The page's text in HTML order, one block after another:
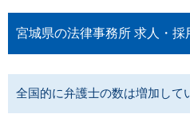
宮城県の法律事務所 求人・採
全国的に弁護士の数は増加して